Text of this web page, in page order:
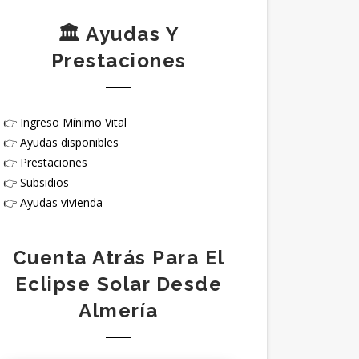
🏛️ Ayudas Y
Prestaciones
👉 Ingreso Mínimo Vital
👉 Ayudas disponibles
👉 Prestaciones
👉 Subsidios
👉 Ayudas vivienda
Cuenta Atrás Para El
Eclipse Solar Desde
Almería